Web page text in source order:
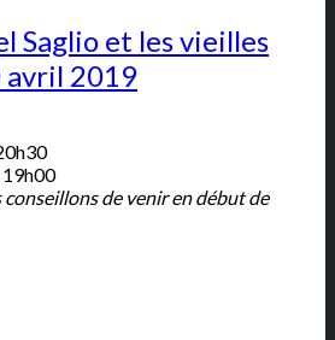
Saglio et les vieilles
avril 2019
de venir en début de